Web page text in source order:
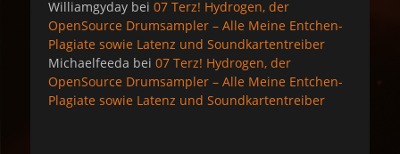
Williamgyday bei 07 Terz! Hydrogen, der
OpenSource Drumsampler – Alle Meine Entchen-
Plagiate sowie Latenz und Soundkartentreiber
Michaelfeeda bei 07 Terz! Hydrogen, der
OpenSource Drumsampler – Alle Meine Entchen-
Plagiate sowie Latenz und Soundkartentreiber